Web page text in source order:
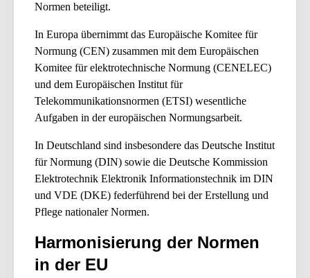
Normen beteiligt.
In Europa übernimmt das Europäische Komitee für
Normung (CEN) zusammen mit dem Europäischen
Komitee für elektrotechnische Normung (CENELEC)
und dem Europäischen Institut für
Telekommunikationsnormen (ETSI) wesentliche
Aufgaben in der europäischen Normungsarbeit.
In Deutschland sind insbesondere das Deutsche Institut
für Normung (DIN) sowie die Deutsche Kommission
Elektrotechnik Elektronik Informationstechnik im DIN
und VDE (DKE) federführend bei der Erstellung und
Pflege nationaler Normen.
Harmonisierung der Normen
in der EU